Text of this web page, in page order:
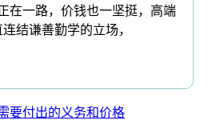
在一路，价钱也一坚挺，高端
结谦善勤学的立场，
要付出的义务和价格